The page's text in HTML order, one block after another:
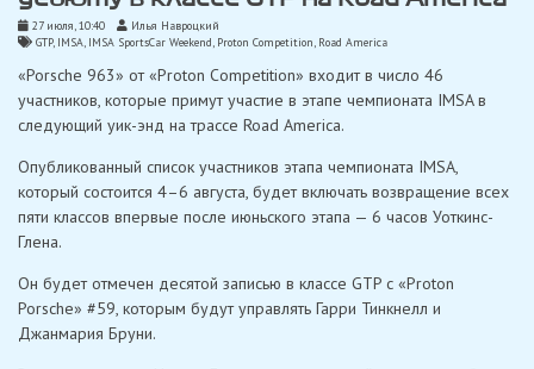
27 июля, 10:40
Илья Навроцкий
GTP, IMSA, IMSA SportsCar Weekend, Proton Competition, Road America
«Porsche 963» от «Proton Competition» входит в число 46
участников, которые примут участие в этапе чемпионата IMSA в
следующий уик-энд на трассе Road America.
Опубликованный список участников этапа чемпионата IMSA,
который состоится 4–6 августа, будет включать возвращение всех
пяти классов впервые после июньского этапа — 6 часов Уоткинс-
Глена.
Он будет отмечен десятой записью в классе GTP с «Proton
Porsche» #59, которым будут управлять Гарри Тинкнелл и
Джанмария Бруни.